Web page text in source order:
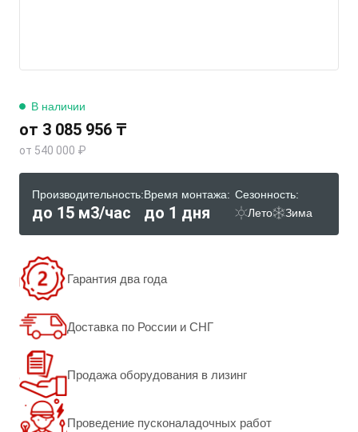
В наличии
от 3 085 956 ₸
от 540 000 ₽
Производительность:
до 15 м3/час
Время монтажа:
до 1 дня
Сезонность:
Лето
Зима
Гарантия два года
Доставка по России и СНГ
Продажа оборудования в лизинг
Проведение пусконаладочных работ